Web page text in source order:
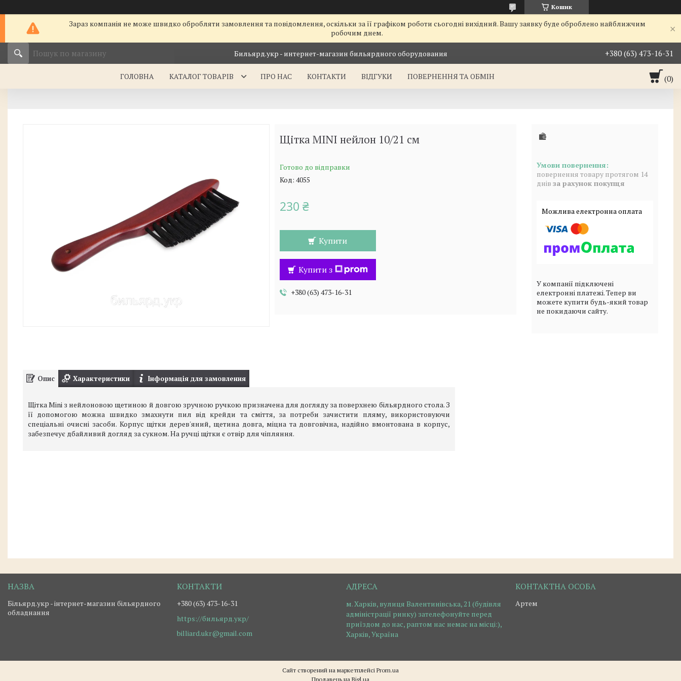
Кошик
Зараз компанія не може швидко обробляти замовлення та повідомлення, оскільки за її графіком роботи сьогодні вихідний. Вашу заявку буде оброблено найближчим
робочим днем.
Бильярд.укр - интернет-магазин бильярдного оборудования +380 (63) 473-16-31
ГОЛОВНА КАТАЛОГ ТОВАРІВ ПРО НАС КОНТАКТИ ВІДГУКИ ПОВЕРНЕННЯ ТА ОБМІН
Щітка MINI нейлон 10/21 см
Готово до відправки
Код: 4055
230 ₴
Купити
Купити з
+380 (63) 473-16-31
повернення товару протягом 14
днів за рахунок покупця
У компанії підключені
електронні платежі. Тепер ви
можете купити будь-який товар
не покидаючи сайту.
Опис Характеристики Інформація для замовлення
Щітка Mini з нейлоновою щетиною й довгою зручною ручкою призначена для догляду за поверхнею більярдного стола. З
її допомогою можна швидко змахнути пил від крейди та сміття, за потреби зачистити пляму, використовуючи
спеціальні очисні засоби. Корпус щітки дерев'яний, щетина довга, міцна та довговічна, надійно вмонтована в корпус,
забезпечує дбайливий догляд за сукном. На ручці щітки є отвір для чіпляння.
Більярд.укр - інтернет-магазин більярдного
обладнання
+380 (63) 473-16-31
https://бильярд.укр/
billiard.ukr@gmail.com
м. Харків, вулиця Валентинівська, 21 (будівля
адміністрації ринку) зателефонуйте перед
приїздом до нас, раптом нас немає на місці:),
Харків, Україна
Артем
Сайт створений на маркетплейсі Prom.ua
Продавець на Bigl.ua